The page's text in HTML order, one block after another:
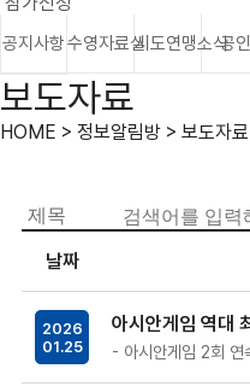
공지사항수영자료실시도연맹소식공인
보도자료
HOME > 정보알림방 > 보도자료
날짜
2026
01.25